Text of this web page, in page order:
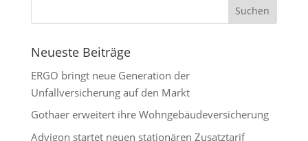
Neueste Beiträge
ERGO bringt neue Generation der
Unfallversicherung auf den Markt
Gothaer erweitert ihre Wohngebäudeversicherung
Advigon startet neuen stationären Zusatztarif